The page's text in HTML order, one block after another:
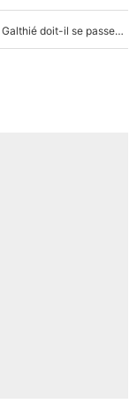
Le XV de France a trouvé son remplaçant : Fabien Galthié doit-il se passer d'Antoine Dupont ?